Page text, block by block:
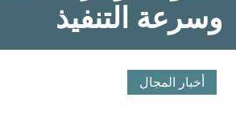
وسرعة التنفيذ
أخبار المجال